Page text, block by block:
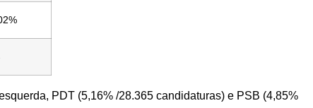
PDT (5,16% /28.365 candidaturas) e PSB (4,85%